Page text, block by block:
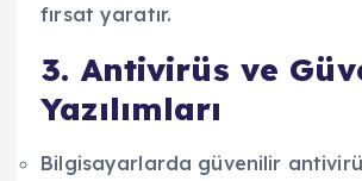
fırsat yaratır.
3. Antivirüs ve
Yazılımları
Bilgisayarlarda güvenilir